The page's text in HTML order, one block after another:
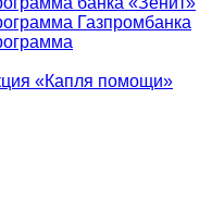
Газпромбанка
«Капля помощи»